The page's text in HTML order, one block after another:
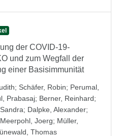
der COVID-19-
und zum Wegfall der
einer Basisimmunität
; Schäfer, Robin; Perumal,
Prabasaj; Berner, Reinhard;
; Dalpke, Alexander;
Meerpohl, Joerg; Müller,
Thomas